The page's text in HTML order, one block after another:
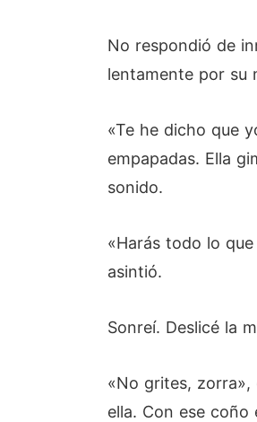
No respondió de
lentamente por su
«Te he dicho que
empapadas. Ella
sonido.
«Harás todo lo
asintió.
Sonreí. Deslicé la
«No grites,
ella. Con ese coño